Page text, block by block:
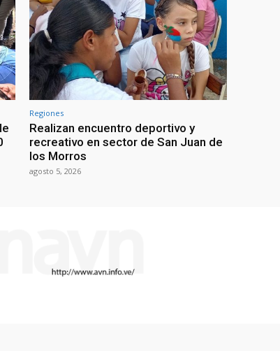
Regiones
Realizan encuentro deportivo y
recreativo en sector de San Juan de
los Morros
agosto 5, 2026